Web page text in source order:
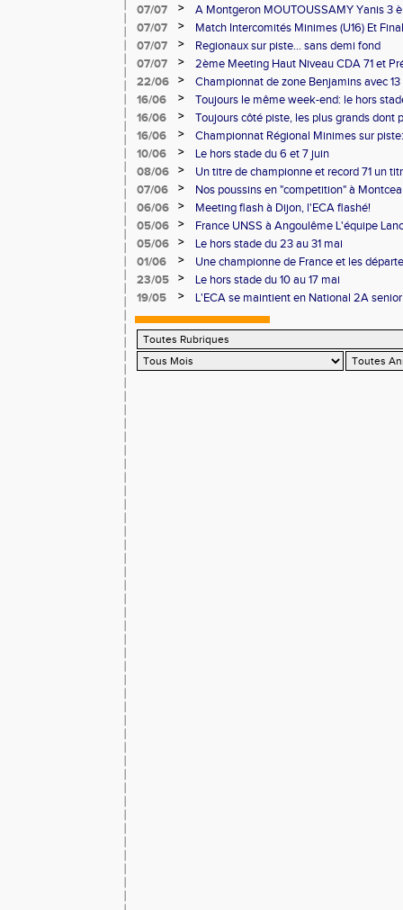
07/07
>
A Montgeron MOUTOUSSAMY Yanis 3
française à Decines: Demi-fond
07/07 >
Match Intercomités Minimes (U16) Et
Benjamin(e)s (U14) à Besançon de haut
07/07 >
Regionaux sur piste... sans demi fond
07/07
>
2ème Meeting Haut Niveau CDA 71 et
Chalon
22/06 >
Championnat de zone Benjamins avec
Pontoise et Macon
16/06 >
Toujours le même week-end: le hors
16/06
>
Toujours côté piste, les plus grands dont
Master et 20 ème perf française au triple
16/06 >
Championnat Régional Minimes sur
personnels
10/06 >
Le hors stade du 6 et 7 juin
08/06
>
Un titre de championne et record 71 un
l'ECAlité aux Regionaux d'Epreuves
07/06 >
Nos poussins en "competition" à
06/06
>
Meeting flash à Dijon, l'ECA flashé!
05/06
>
France UNSS à Angoulême L'équipe
podium
05/06 >
Le hors stade du 23 au 31 mai
01/06
>
Une championne de France et les
23/05
>
Le hors stade du 10 au 17 mai
19/05
> L'ECA se maintient en National 2A